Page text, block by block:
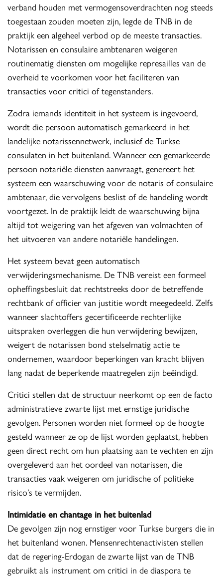
verband houden met vermogensoverdrachten nog steeds
toegestaan zouden moeten zijn, legde de TNB in de
praktijk een algeheel verbod op de meeste transacties.
Notarissen en consulaire ambtenaren weigeren
routinematig diensten om mogelijke represailles van de
overheid te voorkomen voor het faciliteren van
transacties voor critici of tegenstanders.
Zodra iemands identiteit in het systeem is ingevoerd,
wordt die persoon automatisch gemarkeerd in het
landelijke notarissennetwerk, inclusief de Turkse
consulaten in het buitenland. Wanneer een gemarkeerde
persoon notariële diensten aanvraagt, genereert het
systeem een waarschuwing voor de notaris of consulaire
ambtenaar, die vervolgens beslist of de handeling wordt
voortgezet. In de praktijk leidt de waarschuwing bijna
altijd tot weigering van het afgeven van volmachten of
het uitvoeren van andere notariële handelingen.
Het systeem bevat geen automatisch
verwijderingsmechanisme. De TNB vereist een formeel
opheffingsbesluit dat rechtstreeks door de betreffende
rechtbank of officier van justitie wordt meegedeeld. Zelfs
wanneer slachtoffers gecertificeerde rechterlijke
uitspraken overleggen die hun verwijdering bewijzen,
weigert de notarissen bond stelselmatig actie te
ondernemen, waardoor beperkingen van kracht blijven
lang nadat de beperkende maatregelen zijn beëindigd.
Critici stellen dat de structuur neerkomt op een de facto
administratieve zwarte lijst met ernstige juridische
gevolgen. Personen worden niet formeel op de hoogte
gesteld wanneer ze op de lijst worden geplaatst, hebben
geen direct recht om hun plaatsing aan te vechten en zijn
overgeleverd aan het oordeel van notarissen, die
transacties vaak weigeren om juridische of politieke
risico’s te vermijden.
Intimidatie en chantage in het buitenlad
De gevolgen zijn nog ernstiger voor Turkse burgers die in
het buitenland wonen. Mensenrechtenactivisten stellen
dat de regering-Erdogan de zwarte lijst van de TNB
gebruikt als instrument om critici in de diaspora te